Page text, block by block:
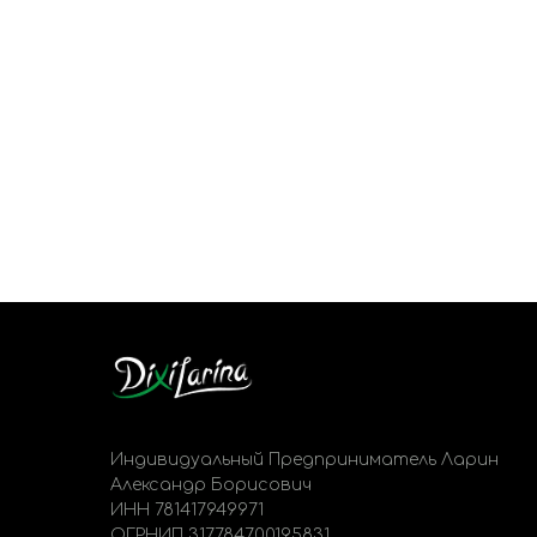
Индивидуальный Предприниматель Ларин
Александр Борисович
ИНН 781417949971